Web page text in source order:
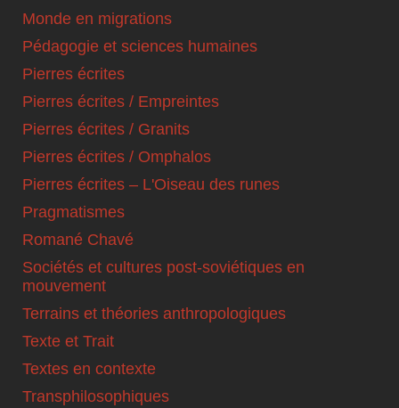
Monde en migrations
Pédagogie et sciences humaines
Pierres écrites
Pierres écrites / Empreintes
Pierres écrites / Granits
Pierres écrites / Omphalos
Pierres écrites – L'Oiseau des runes
Pragmatismes
Romané Chavé
Sociétés et cultures post-soviétiques en
mouvement
Terrains et théories anthropologiques
Texte et Trait
Textes en contexte
Transphilosophiques